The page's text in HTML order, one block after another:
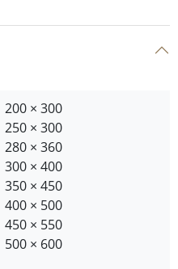
200 × 300
250 × 300
280 × 360
300 × 400
350 × 450
400 × 500
450 × 550
500 × 600